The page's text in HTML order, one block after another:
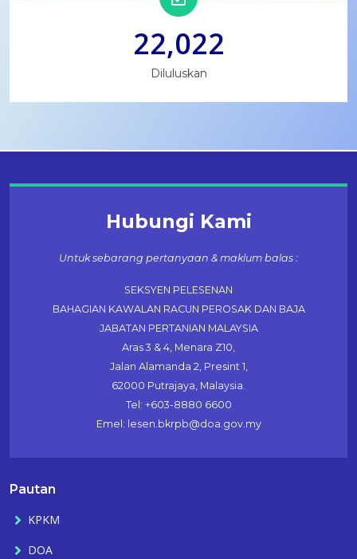
22,022
Diluluskan
Hubungi Kami
Untuk sebarang pertanyaan & maklum balas :
SEKSYEN PELESENAN
BAHAGIAN KAWALAN RACUN PEROSAK DAN BAJA
JABATAN PERTANIAN MALAYSIA
Aras 3 & 4, Menara Z10,
Jalan Alamanda 2, Presint 1,
62000 Putrajaya, Malaysia.
Tel: +603-8880 6600
Emel: lesen.bkrpb@doa.gov.my
Pautan
KPKM
DOA